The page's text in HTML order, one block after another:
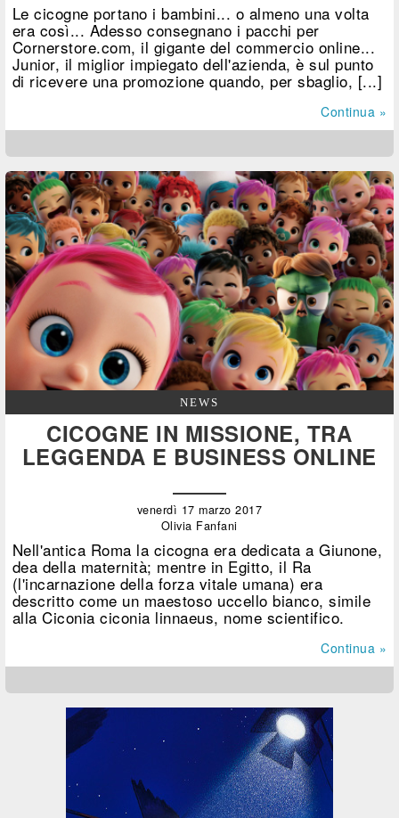
Le cicogne portano i bambini... o almeno una volta
era così... Adesso consegnano i pacchi per
Cornerstore.com, il gigante del commercio online...
Junior, il miglior impiegato dell'azienda, è sul punto
di ricevere una promozione quando, per sbaglio, [...]
Continua »
NEWS
CICOGNE IN MISSIONE, TRA
LEGGENDA E BUSINESS ONLINE
venerdì 17 marzo 2017
Olivia Fanfani
Nell'antica Roma la cicogna era dedicata a Giunone,
dea della maternità; mentre in Egitto, il Ra
(l'incarnazione della forza vitale umana) era
descritto come un maestoso uccello bianco, simile
alla Ciconia ciconia linnaeus, nome scientifico.
Continua »